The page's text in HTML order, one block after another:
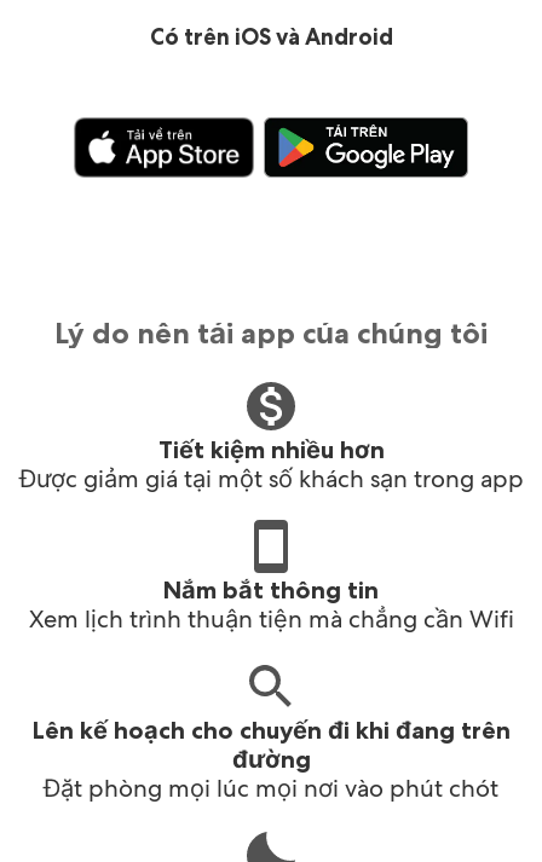
Có trên iOS và Android
Lý do nên tải app của chúng tôi
Tiết kiệm nhiều hơn
Được giảm giá tại một số khách sạn trong app
Nắm bắt thông tin
Xem lịch trình thuận tiện mà chẳng cần Wifi
Lên kế hoạch cho chuyến đi khi đang trên
đường
Đặt phòng mọi lúc mọi nơi vào phút chót